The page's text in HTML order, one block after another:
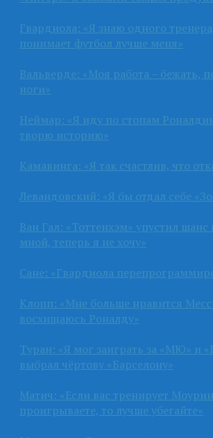
Гвардиола: «Я знаю одного
понимает футбол лучше меня»
Вальверде: «Моя работа – бежать,
ноги»
Неймар: «Я иду по стопам
творю историю»
Камавинга: «Я так счастлив, что
Левандовский: «Я бы отдал себе
Ван Гал: «Тоттенхэм» упустил шанс
мной, теперь я не хочу»
Сане: «Гвардиола
Клопп: «Мне больше нравится
восхищаюсь Роналду»
Туран: «Я мог заиграть за «МЮ» и
выбрал чёртову «Барселону»
Матич: «Если вас тренирует
проигрываете, то лучше убегайте»